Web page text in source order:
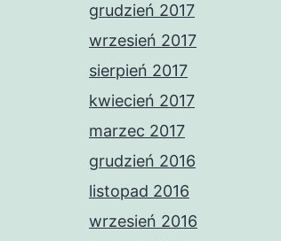
grudzień 2017
wrzesień 2017
sierpień 2017
kwiecień 2017
marzec 2017
grudzień 2016
listopad 2016
wrzesień 2016